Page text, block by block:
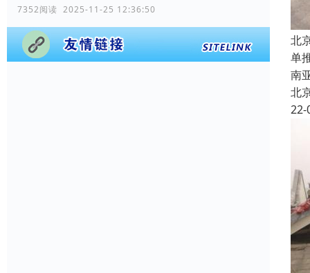
7352阅读 2025-11-25 12:36:50
北
单
南
北
22-